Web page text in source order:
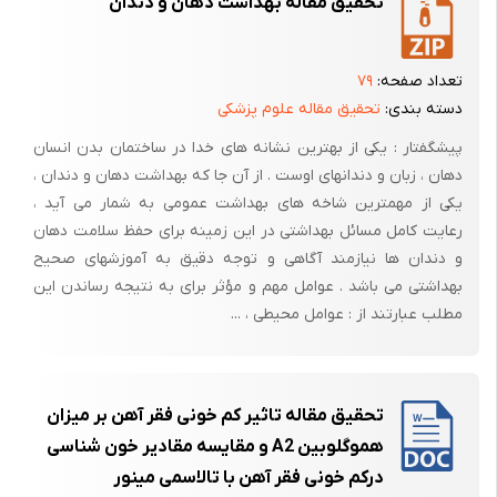
به سلامت دهان و دندان و ظاهر خود توجه کنند. ارتباط بین پوسیدگی دندانی
و تغییرات اوروفاشیال در بیماران دچار تالاسمی ماژور توسط برخی محققان
بررسی شده و بیشتر مطالعات حاکی از افزایش شیوع پوسیدگی در این بیماری
2008 پوسیدگی دندان در بیماران مبتلا به تالاسمی ماژور در مقایسه با گروه
شاهد سالم به طور واضحی بالاتر بود. مراحل مختلف و جدی مال اکلوژن
(کلاس II، کانین عمیق و کانین باز) به خصوص در افراد مسن دیده می شود
(15). این ارتباط در مورد بیماری پریودنتال کمتر مورد بررسی قرار گرفته است و
هنوز اثبات نشده است (16). تاخیر رویشی در سری دندان های شیری و دائمی
در این بیماران نشان داده شده است (17).
نوجوانان مبتلا به تالاسمی ماژور در استان اردبیل می باشد.
تعداد صفحه: ۷۹
دسته بندی: تحقیق مقاله علوم پزشکی
پیشگفتار : یکی از بهترین نشانه های خدا در ساختمان بدن انسان
دهان ، زبان و دندانهای اوست . از آن جا که بهداشت دهان و دندان ،
یکی از مهمترین شاخه های بهداشت عمومی به شمار می آید ،
رعایت کامل مسائل بهداشتی در این زمینه برای حفظ سلامت دهان
و دندان ها نیازمند آگاهی و توجه دقیق به آموزشهای صحیح
بهداشتی می باشد . عوامل مهم و مؤثر برای به نتیجه رساندن این
مطلب عبارتند از : عوامل محیطی ، ...
تحقیق مقاله تاثیر کم خونی فقر آهن بر میزان
هموگلوبین A2 و مقایسه مقادیر خون شناسی
درکم خونی فقر آهن با تالاسمی مینور